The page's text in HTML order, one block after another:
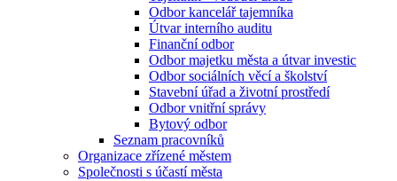
Odbor kancelář tajemníka
Útvar interního auditu
Finanční odbor
Odbor majetku města a útvar investic
Odbor sociálních věcí a školství
Stavební úřad a životní prostředí
Odbor vnitřní správy
Bytový odbor
Seznam pracovníků
Organizace zřízené městem
Společnosti s účastí města